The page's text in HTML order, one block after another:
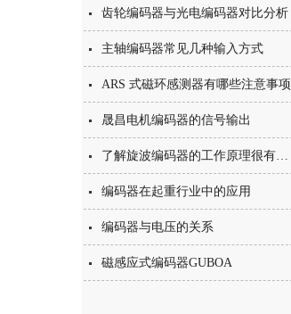
齿轮编码器与光电编码器对比分析
主轴编码器常见几种输入方式
ARS 式磁环感测器有哪些注意事项
晟昌电机编码器的信号输出
了解旋波编码器的工作原理很有必要
编码器在起重行业中的应用
编码器与电压的关系
磁感应式编码器GUBOA